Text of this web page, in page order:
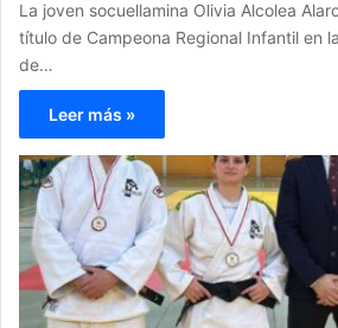
La joven socuellamina Olivia Alcolea
título de Campeona Regional Infantil en
de…
Leer más »